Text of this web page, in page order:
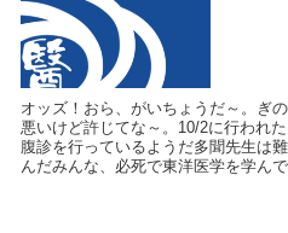
オッズ！おら、がいちょうだ～。ぎ
悪いけど許じてな～。10/2に行われ
腹診を行っているようだ多聞先生は
んだみんな、必死で東洋医学を学ん